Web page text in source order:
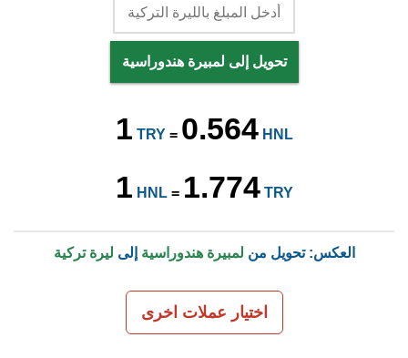
تحويل إلى لمبيرة هندوراسية
1 TRY= 0.564 HNL
1 HNL= 1.774 TRY
العكس: تحويل من لمبيرة هندوراسية إلى ليرة تركية
اختيار عملات اخرى